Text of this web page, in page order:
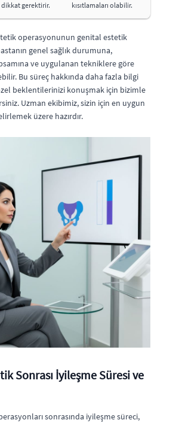
dikkat gerektirir.
kısıtlamaları olabilir.
operasyonunun genital estetik
genel sağlık durumuna,
ve uygulanan tekniklere göre
Bu süreç hakkında daha fazla bilgi
beklentilerinizi konuşmak için bizimle
Uzman ekibimiz, sizin için en uygun
üzere hazırdır.
Sonrası İyileşme Süresi ve
sonrasında iyileşme süreci,